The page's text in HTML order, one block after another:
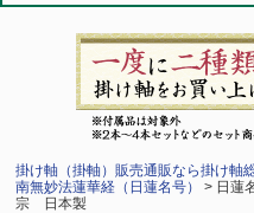
掛け軸（掛軸）販売通販なら掛け軸
南無妙法蓮華経（日蓮名号）
> 日蓮
宗 日本製